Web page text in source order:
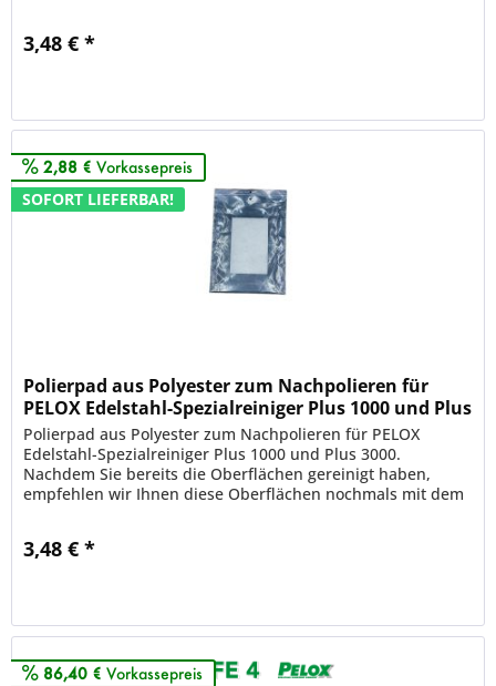
3,48 € *
2,88 € Vorkassepreis
SOFORT LIEFERBAR!
Polierpad aus Polyester zum Nachpolieren für
PELOX Edelstahl-Spezialreiniger Plus 1000 und Plus
3000
Polierpad aus Polyester zum Nachpolieren für PELOX
Edelstahl-Spezialreiniger Plus 1000 und Plus 3000.
Nachdem Sie bereits die Oberflächen gereinigt haben,
empfehlen wir Ihnen diese Oberflächen nochmals mit dem
3,48 € *
86,40 € Vorkassepreis